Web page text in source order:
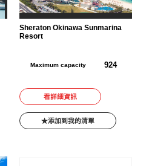
Sheraton Okinawa Sunmarina
Resort
Maximum capacity 924
看詳細資訊
添加到我的清單